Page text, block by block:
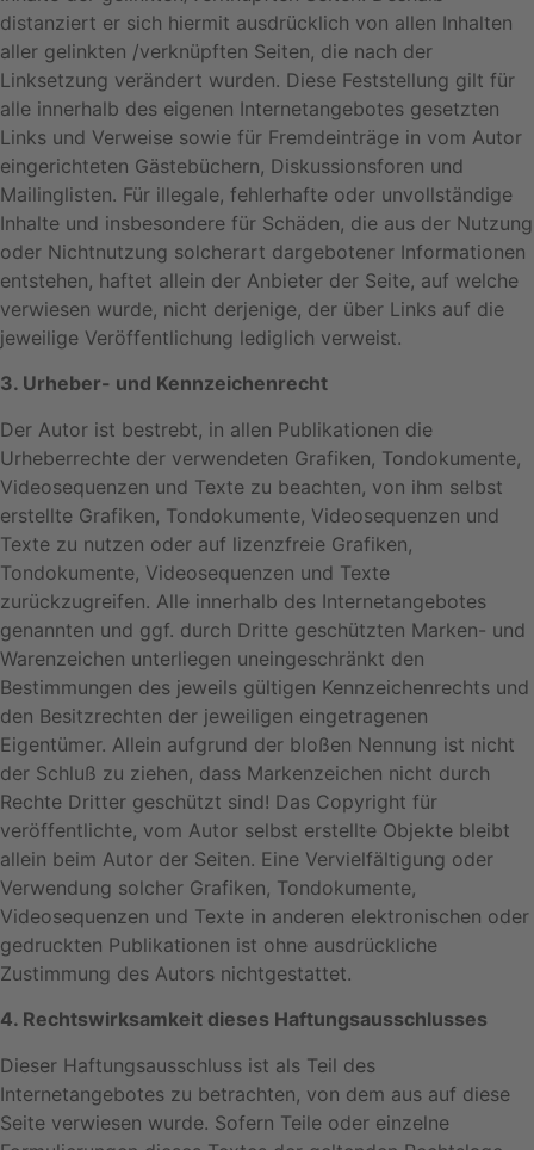
distanziert er sich hiermit ausdrücklich von allen Inhalten
aller gelinkten /verknüpften Seiten, die nach der
Linksetzung verändert wurden. Diese Feststellung gilt für
alle innerhalb des eigenen Internetangebotes gesetzten
Links und Verweise sowie für Fremdeinträge in vom Autor
eingerichteten Gästebüchern, Diskussionsforen und
Mailinglisten. Für illegale, fehlerhafte oder unvollständige
Inhalte und insbesondere für Schäden, die aus der Nutzung
oder Nichtnutzung solcherart dargebotener Informationen
entstehen, haftet allein der Anbieter der Seite, auf welche
verwiesen wurde, nicht derjenige, der über Links auf die
jeweilige Veröffentlichung lediglich verweist.
3. Urheber- und Kennzeichenrecht
Der Autor ist bestrebt, in allen Publikationen die
Urheberrechte der verwendeten Grafiken, Tondokumente,
Videosequenzen und Texte zu beachten, von ihm selbst
erstellte Grafiken, Tondokumente, Videosequenzen und
Texte zu nutzen oder auf lizenzfreie Grafiken,
Tondokumente, Videosequenzen und Texte
zurückzugreifen. Alle innerhalb des Internetangebotes
genannten und ggf. durch Dritte geschützten Marken- und
Warenzeichen unterliegen uneingeschränkt den
Bestimmungen des jeweils gültigen Kennzeichenrechts und
den Besitzrechten der jeweiligen eingetragenen
Eigentümer. Allein aufgrund der bloßen Nennung ist nicht
der Schluß zu ziehen, dass Markenzeichen nicht durch
Rechte Dritter geschützt sind! Das Copyright für
veröffentlichte, vom Autor selbst erstellte Objekte bleibt
allein beim Autor der Seiten. Eine Vervielfältigung oder
Verwendung solcher Grafiken, Tondokumente,
Videosequenzen und Texte in anderen elektronischen oder
gedruckten Publikationen ist ohne ausdrückliche
Zustimmung des Autors nichtgestattet.
4. Rechtswirksamkeit dieses Haftungsausschlusses
Dieser Haftungsausschluss ist als Teil des
Internetangebotes zu betrachten, von dem aus auf diese
Seite verwiesen wurde. Sofern Teile oder einzelne